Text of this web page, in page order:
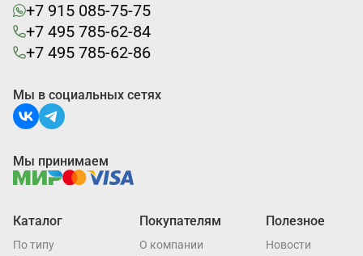
+7 915 085-75-75
+7 495 785-62-84
+7 495 785-62-86
Каталог
По типу
Покупателям
О компании
Полезное
Новости
Мы в социальных сетях
Мы принимаем